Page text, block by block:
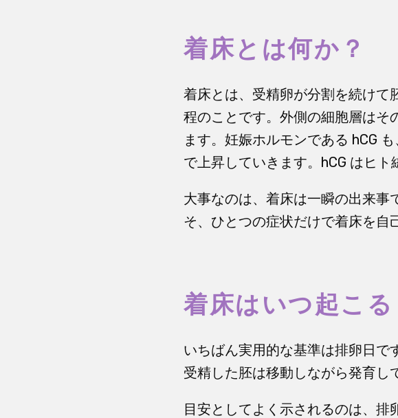
着床とは何か？
着床とは、受精卵が分割を続けて
程のことです。外側の細胞層はそ
ます。妊娠ホルモンである hCG
で上昇していきます。hCG はヒト
大事なのは、着床は一瞬の出来事
そ、ひとつの症状だけで着床を自
着床はいつ起こる
いちばん実用的な基準は排卵日で
受精した胚は移動しながら発育し
目安としてよく示されるのは、排